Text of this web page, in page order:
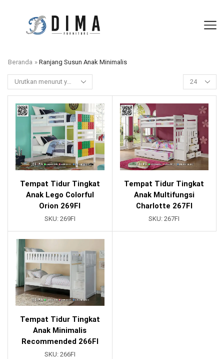
Beranda » Ranjang Susun Anak Minimalis
Tempat Tidur Tingkat
Anak Lego Colorful
Orion 269FI
SKU: 269FI
Tempat Tidur Tingkat
Anak Multifungsi
Charlotte 267FI
SKU:267FI
Tempat Tidur Tingkat
Anak Minimalis
Recommended 266FI
SKU: 266FI